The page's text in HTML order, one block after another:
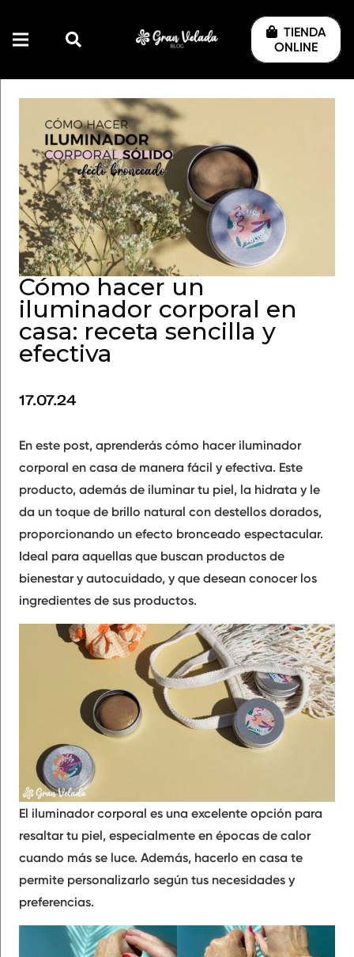
TIENDA
ONLINE
Cómo hacer un
iluminador corporal en
casa: receta sencilla y
efectiva
17.07.24
En este post, aprenderás cómo hacer iluminador
corporal en casa de manera fácil y efectiva. Este
producto, además de iluminar tu piel, la hidrata y le
da un toque de brillo natural con destellos dorados,
proporcionando un efecto bronceado espectacular.
Ideal para aquellas que buscan productos de
bienestar y autocuidado, y que desean conocer los
ingredientes de sus productos.
El iluminador corporal es una excelente opción para
resaltar tu piel, especialmente en épocas de calor
cuando más se luce. Además, hacerlo en casa te
permite personalizarlo según tus necesidades y
preferencias.